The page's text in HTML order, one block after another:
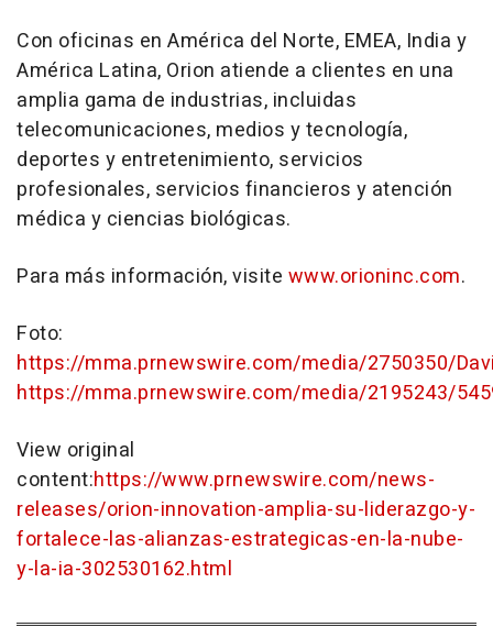
Con oficinas en América del Norte, EMEA, India y
América Latina, Orion atiende a clientes en una
amplia gama de industrias, incluidas
telecomunicaciones, medios y tecnología,
deportes y entretenimiento, servicios
profesionales, servicios financieros y atención
médica y ciencias biológicas.
Para más información, visite www.orioninc.com.
Foto:
https://mma.prnewswire.com/media/2750350/
https://mma.prnewswire.com/media/2195243/
View original
content:https://www.prnewswire.com/news-
releases/orion-innovation-amplia-su-liderazgo-y-
fortalece-las-alianzas-estrategicas-en-la-nube-
y-la-ia-302530162.html